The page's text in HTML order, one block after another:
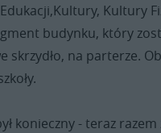
Kultury
budynku, który
skrzydło, na parterze.
konieczny - teraz razem